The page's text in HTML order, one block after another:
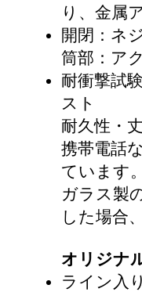
り、金属
開閉：ネ
筒部：ア
耐衝撃試
スト
耐久性・
携帯電話
ています
ガラス製
した場合
オリジナ
ライン入